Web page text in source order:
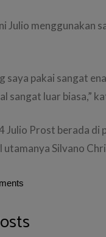
Julio menggunakan
saya pakai sangat
sangat luar biasa,”
Julio Prost berada
Silvano